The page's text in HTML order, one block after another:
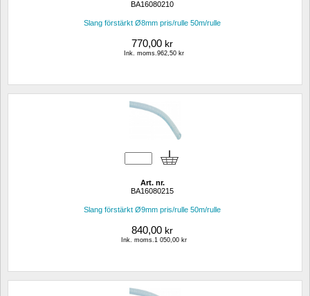
BA16080210
Slang förstärkt Ø8mm pris/rulle 50m/rulle
770,00 kr
Ink. moms.962,50 kr
Art. nr.
BA16080215
Slang förstärkt Ø9mm pris/rulle 50m/rulle
840,00 kr
Ink. moms.1 050,00 kr